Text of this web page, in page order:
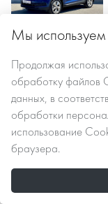
2019 г.в.
2 520 000 РУБ
EXEEDEXEED RX
Мы
Продолжая
обработку файлов
данных, в
обработки
использование
браузера.